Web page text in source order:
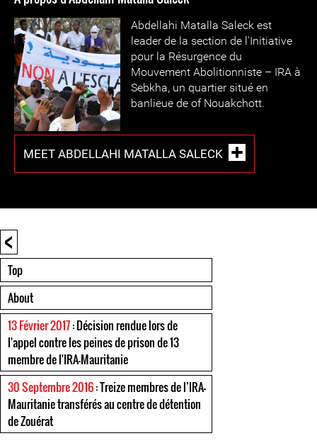
Abdellahi Matalla Saleck est
leader de la section de l'Initiative
pour la Résurgence du
Mouvement Abolitionniste – IRA à
Sebkha, un quartier situé en
banlieue de of Nouakchott.
MEET ABDELLAHI MATALLA SALECK
<
Top
About
13 Février 2017: Décision rendue lors de
l'appel contre les peines de prison de 13
membre de l'IRA-Mauritanie
30 Septembre 2016: Treize membres de l’IRA-
Mauritanie transférés au centre de détention
de Zouérat